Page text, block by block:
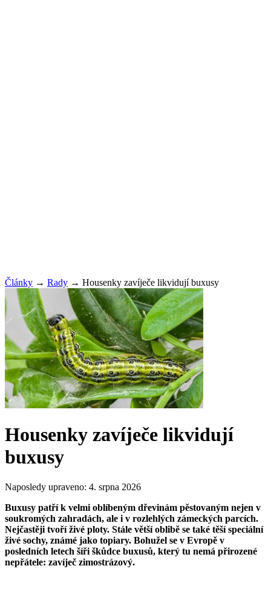
Články → Rady → Housenky zavíječe likvidují buxusy
Housenky zavíječe likvidují
buxusy
Naposledy upraveno: 4. srpna 2026
Buxusy patří k velmi oblíbeným dřevinám pěstovaným nejen v
soukromých zahradách, ale i v rozlehlých zámeckých parcích.
Nejčastěji tvoří živé ploty. Stále větší oblibě se také těší speciální
živé sochy, známé jako topiary. Bohužel se v Evropě v
posledních letech šíři škůdce buxusů, který tu nemá přirozené
nepřátele: zavíječ zimostrázový.